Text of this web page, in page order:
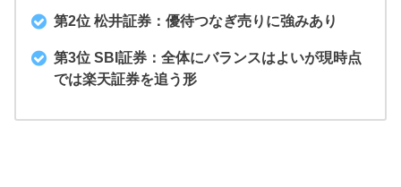
第2位 松井証券：優待つなぎ売りに強みあり
第3位 SBI証券：全体にバランスはよいが現時点
では楽天証券を追う形